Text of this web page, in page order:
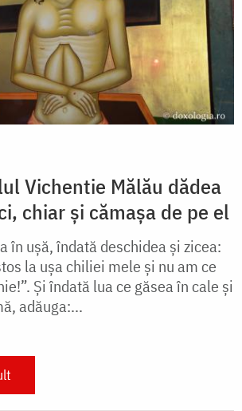
Vichentie Mălău dădea
chiar și cămașa de pe el
în ușă, îndată deschidea și zicea:
la ușa chiliei mele și nu am ce
Și îndată lua ce găsea în cale și
adăuga:...